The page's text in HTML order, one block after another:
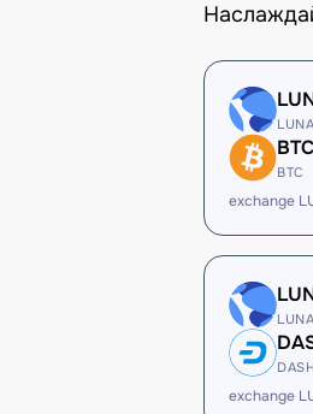
LUNA
BTC
BTC
exchange
LUNA
DASH
exchange